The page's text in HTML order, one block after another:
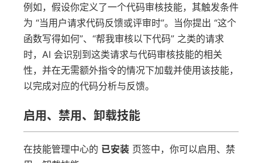
例如，假设你定义了一个代码审核技能，其触发条件
为 “当用户请求代码反馈或评审时”。当你提出 “这个
函数写得如何”、“帮我审核以下代码” 之类的请求
时，AI 会识别到这类请求与代码审核技能的相关
性，并在无需额外指令的情况下加载并使用该技能，
以完成对应的代码分析与反馈。
启用、禁用、卸载技能
在技能管理中心的 已安装 页签中，你可以启用、禁